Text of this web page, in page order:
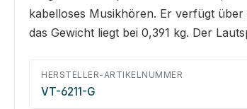
kabelloses Musikhören. Er verfügt
das Gewicht liegt bei 0,391 kg. Der
HERSTELLER-ARTIKELNUMMER
VT-6211-G